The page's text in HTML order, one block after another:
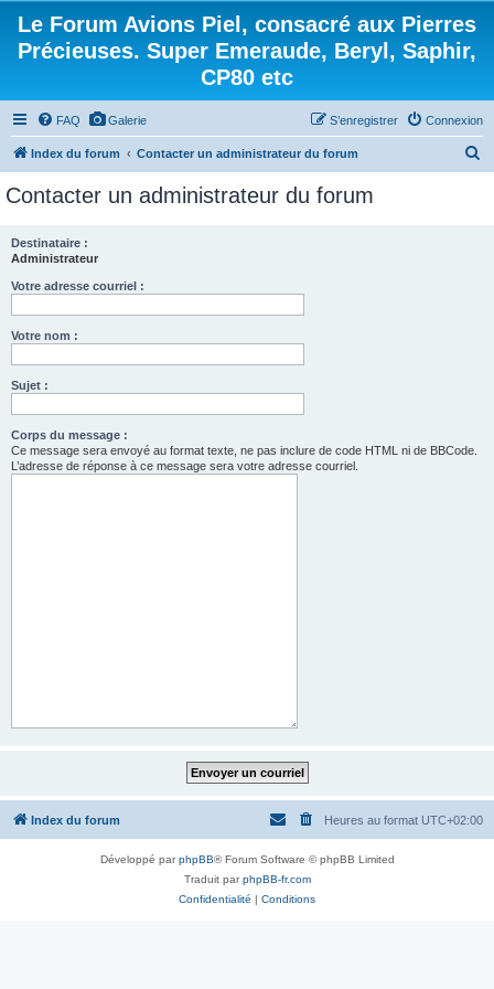
Le Forum Avions Piel, consacré aux Pierres
Précieuses. Super Emeraude, Beryl, Saphir,
CP80 etc
FAQ Galerie Connexion
S’enregistrer
Index du forum Contacter un administrateur du forum
Contacter un administrateur du forum
Destinataire :
Administrateur
Votre adresse courriel :
Votre nom :
Sujet :
Corps du message :
Ce message sera envoyé au format texte, ne pas inclure de code HTML ni de BBCode.
L’adresse de réponse à ce message sera votre adresse courriel.
Index du forum Heures au format UTC+02:00
Développé parphpBB® Forum Software © phpBB Limited
Traduit parphpBB-fr.com
Confidentialité | Conditions